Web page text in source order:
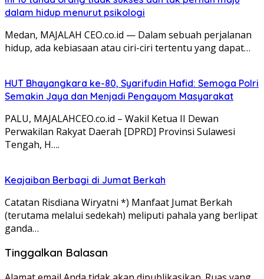
dalam hidup menurut psikologi
Medan, MAJALAH CEO.co.id — Dalam sebuah perjalanan
hidup, ada kebiasaan atau ciri-ciri tertentu yang dapat…
HUT Bhayangkara ke-80, Syarifudin Hafid: Semoga Polri
Semakin Jaya dan Menjadi Pengayom Masyarakat
PALU, MAJALAHCEO.co.id – Wakil Ketua II Dewan
Perwakilan Rakyat Daerah [DPRD] Provinsi Sulawesi
Tengah, H….
Keajaiban Berbagi di Jumat Berkah
Catatan Risdiana Wiryatni *) Manfaat Jumat Berkah
(terutama melalui sedekah) meliputi pahala yang berlipat
ganda…
Tinggalkan Balasan